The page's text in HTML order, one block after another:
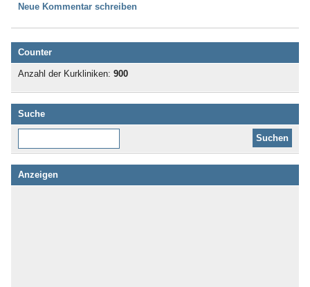
Neue Kommentar schreiben
Counter
Anzahl der Kurkliniken: 900
Suche
Anzeigen